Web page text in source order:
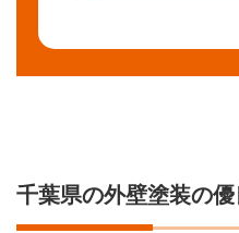
千葉県の外壁塗装の